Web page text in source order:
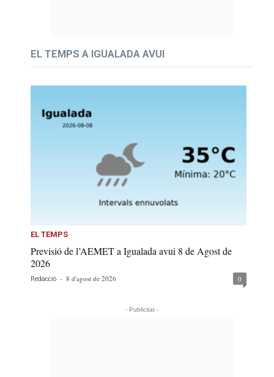
EL TEMPS A IGUALADA AVUI
EL TEMPS
Previsió de l’AEMET a Igualada avui 8 de Agost de
2026
Redacció - 8 d'agost de 2026 0
- Publicitat -